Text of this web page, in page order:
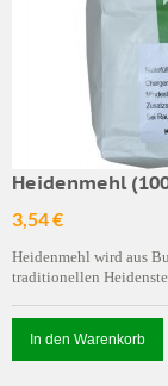
Heidenmehl
3,54 €
Heidenmehl wird aus
traditionellen
In den Warenkorb